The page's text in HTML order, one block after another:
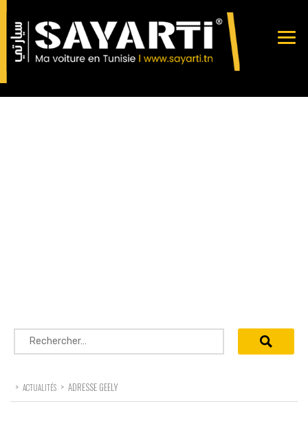
Rechercher :
> ACTUALITÉS > ADRESSE GEELY